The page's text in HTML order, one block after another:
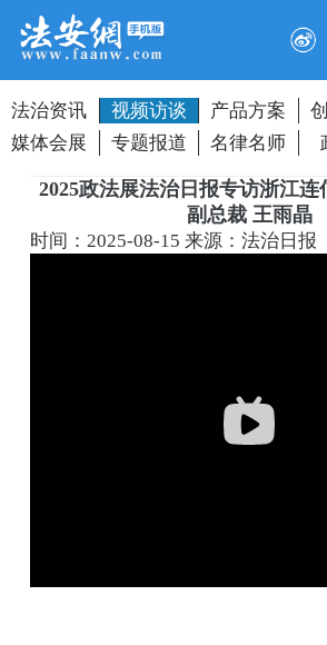
法治资讯 视频访谈 产品方案
媒体会展
专题报道 名律名师
2025政法展法治日报专访浙江连
副总裁 王雨晶
时间：2025-08-15来源：法治日报